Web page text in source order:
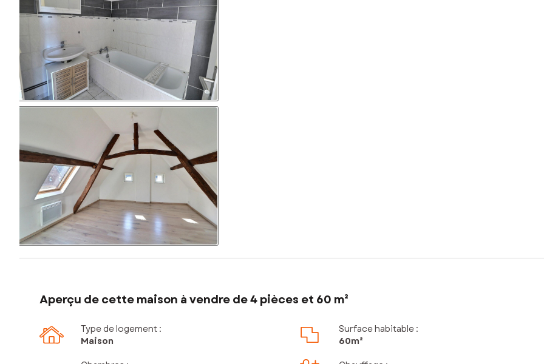
Aperçu de cette maison à vendre de 4 pièces et 60 m²
Type de logement :
Maison
Surface habitable :
60m²